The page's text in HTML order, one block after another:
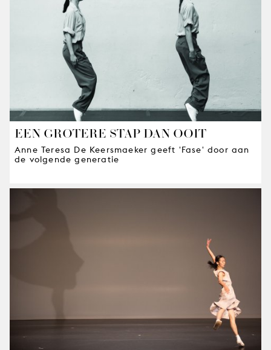
EEN GROTERE STAP DAN OOIT
Anne Teresa De Keersmaeker geeft 'Fase' door aan
de volgende generatie